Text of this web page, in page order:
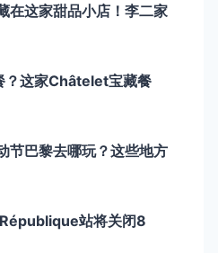
在这家甜品小店！李二家
？这家Châtelet宝藏餐
节巴黎去哪玩？这些地方
站将关闭8